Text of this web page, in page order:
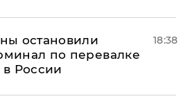
остановили
по перевалке
России
18:38